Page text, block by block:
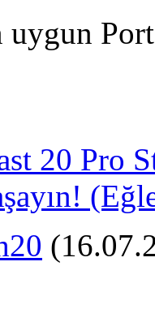
uygun
20 Pro